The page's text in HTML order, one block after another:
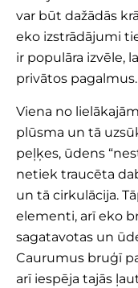
var būt dažādās
eko izstrādājumi
ir populāra izvēle,
privātos pagalmus.
Viena no
plūsma un tā
peļķes, ūdens
netiek traucēta
un tā cirkulācija.
elementi, arī eko
sagatavotas un
Caurumus bruģī
arī iespēja tajās